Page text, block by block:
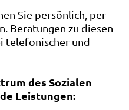
Sie persönlich, per
Beratungen zu diesen
telefonischer und
des Sozialen
Leistungen: